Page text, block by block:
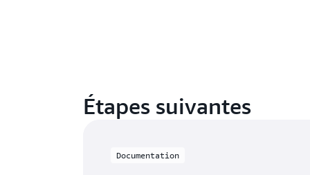
Étapes suivantes
Documentation